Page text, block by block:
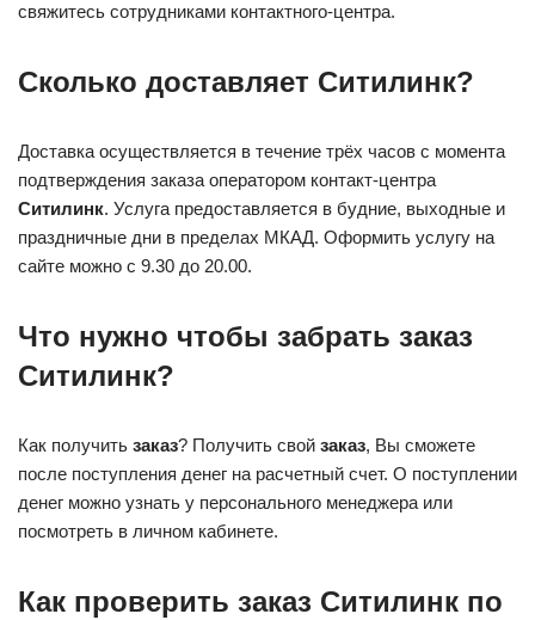
свяжитесь сотрудниками контактного-центра.
Сколько доставляет Ситилинк?
Доставка осуществляется в течение трёх часов с момента
подтверждения заказа оператором контакт-центра
Ситилинк. Услуга предоставляется в будние, выходные и
праздничные дни в пределах МКАД. Оформить услугу на
сайте можно с 9.30 до 20.00.
Что нужно чтобы забрать заказ
Ситилинк?
Как получить заказ? Получить свой заказ, Вы сможете
после поступления денег на расчетный счет. О поступлении
денег можно узнать у персонального менеджера или
посмотреть в личном кабинете.
Как проверить заказ Ситилинк по